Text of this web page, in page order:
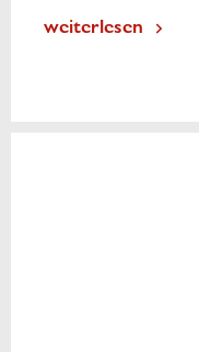
weiterlesen